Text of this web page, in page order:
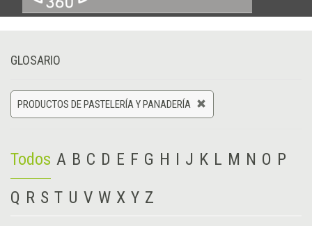
GLOSARIO
PRODUCTOS DE PASTELERÍA Y PANADERÍA
Todos A B C D E F G H I J K L M N O P
Q R S T U V W X Y Z